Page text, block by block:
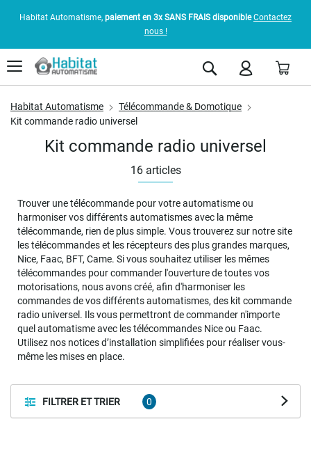
Habitat Automatisme, paiement en 3x SANS FRAIS disponible Contactez
nous !
Rechercher
Habitat Automatisme
Télécommande & Domotique
Kit commande radio universel
FILTRER ET TRIER
16articles
Kit commande radio universel
Trouver une télécommande pour votre automatisme ou
harmoniser vos différents automatismes avec la même
télécommande, rien de plus simple. Vous trouverez sur notre site
les télécommandes et les récepteurs des plus grandes marques,
Nice, Faac, BFT, Came. Si vous souhaitez utiliser les mêmes
télécommandes pour commander l'ouverture de toutes vos
motorisations, nous avons créé, afin d'harmoniser les
commandes de vos différents automatismes, des kit commande
radio universel. Ils vous permettront de commander n'importe
quel automatisme avec les télécommandes Nice ou Faac.
Utilisez nos notices d’installation simplifiées pour réaliser vous-
même les mises en place.